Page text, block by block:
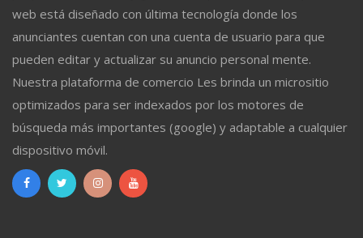
web está diseñado con última tecnología donde los
anunciantes cuentan con una cuenta de usuario para que
pueden editar y actualizar su anuncio personal mente.
Nuestra plataforma de comercio Les brinda un micrositio
optimizados para ser indexados por los motores de
búsqueda más importantes (google) y adaptable a cualquier
dispositivo móvil.